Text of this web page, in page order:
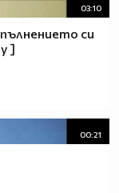
03:10
си
]
00:21